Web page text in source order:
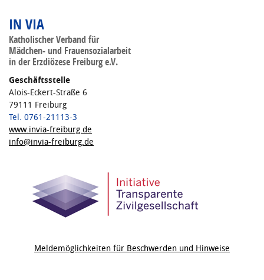
IN VIA
Katholischer Verband für
Mädchen- und Frauensozialarbeit
in der Erzdiözese Freiburg e.V.
Geschäftsstelle
Alois-Eckert-Straße 6
79111 Freiburg
Tel. 0761-21113-3
www.invia-freiburg.de
info@invia-freiburg.de
Meldemöglichkeiten für Beschwerden und Hinweise